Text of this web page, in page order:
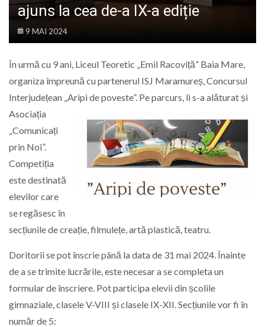
ajuns la cea de-a IX-a ediție
9 MAI 2024
În urmă cu 9 ani, Liceul Teoretic „Emil Racoviță” Baia Mare,
organiza împreună cu partenerul ISJ Maramureș, Concursul
Interjudețean „Aripi de poveste”. Pe parcurs, li s-aalăturat și
Asociația
„Comunicați
prin Noi”.
Competiția
este destinată
elevilor care
se regăsesc în
secțiunile de creație, filmulețe, artă plastică, teatru.
Doritorii se pot înscrie până la data de 31 mai 2024. Înainte
de a se trimite lucrările, este necesar a se completa un
formular de înscriere. Pot participa elevii din școlile
gimnaziale, clasele V-VIII și clasele IX-XII. Secțiunile vor fi în
număr de 5: